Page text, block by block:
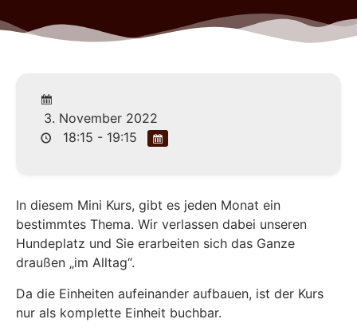
3. November 2022
18:15 - 19:15
In diesem Mini Kurs, gibt es jeden Monat ein
bestimmtes Thema. Wir verlassen dabei unseren
Hundeplatz und Sie erarbeiten sich das Ganze
draußen „im Alltag“.
Da die Einheiten aufeinander aufbauen, ist der Kurs
nur als komplette Einheit buchbar.